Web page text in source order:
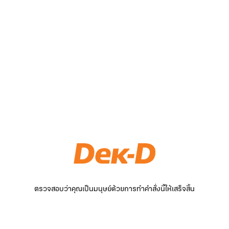
ตรวจสอบว่าคุณเป็นมนุษย์ด้วยการทำคำสั่งนี้ให้เสร็จสิ้น